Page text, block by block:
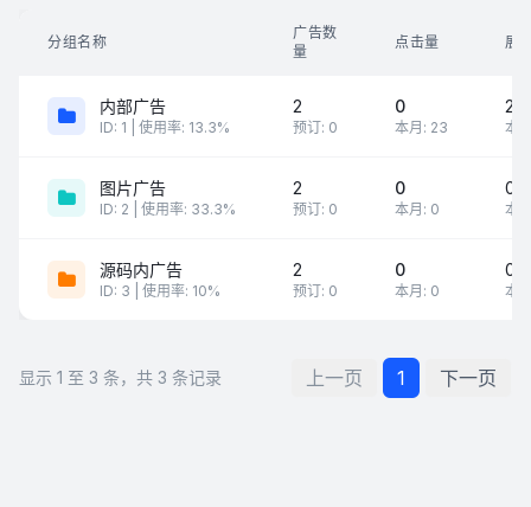
分组名称
广告数
量
点击量 展
内部广告
ID: 1 | 使用率: 13.3%
2
预订: 0
0
本月: 23 本
图片广告
ID: 2 | 使用率: 33.3%
2
预订: 0
0
本月: 0
0
本
源码内广告
ID: 3 | 使用率: 10%
2
预订: 0
0
本月: 0
0
本
显示 1 至 3 条，共 3 条记录 上一页 1 下一页